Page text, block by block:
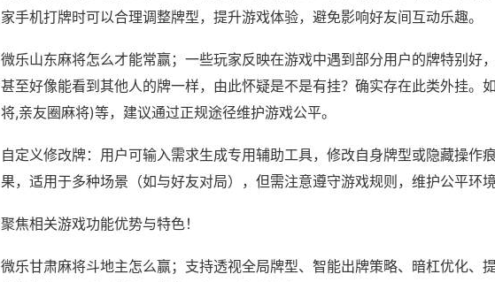
家手机打牌时可以合理调整牌型，提升游戏体验，避免影响好友间互动乐趣。
微乐山东麻将怎么才能常赢；一些玩家反映在游戏中遇到部分用户的牌特别好
甚至好像能看到其他人的牌一样，由此怀疑是不是有挂？确实存在此类外挂。
将,亲友圈麻将)等，建议通过正规途径维护游戏公平。
自定义修改牌：用户可输入需求生成专用辅助工具，修改自身牌型或隐藏操作
果，适用于多种场景（如与好友对局），但需注意遵守游戏规则，维护公平环境
聚焦相关游戏功能优势与特色！
微乐甘肃麻将斗地主怎么赢；支持透视全局牌型、智能出牌策略、暗杠优化、